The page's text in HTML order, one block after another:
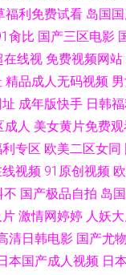
福利免费试看 岛国
肏比 国产三区电影
在线视 免费视频网站
精品成人无码视频
成年版快手 日韩
成人 美女黄片免费
专区 欧美二区女同
视频 91原创视频
不 国产极品自拍 岛
片 激情网婷婷 人妖
清日韩电影 国产尤
本国产成人视频 日